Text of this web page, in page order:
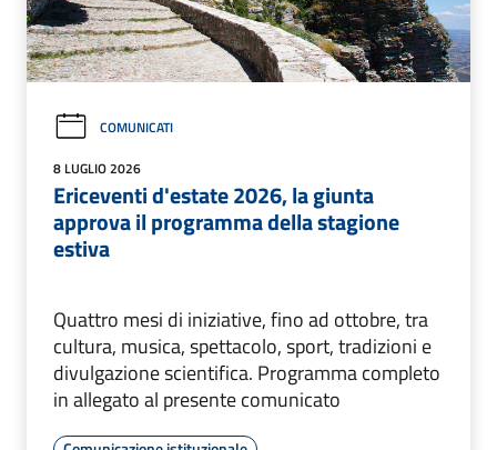
COMUNICATI
8 LUGLIO 2026
Ericeventi d'estate 2026, la giunta
approva il programma della stagione
estiva
Quattro mesi di iniziative, fino ad ottobre, tra
cultura, musica, spettacolo, sport, tradizioni e
divulgazione scientifica. Programma completo
in allegato al presente comunicato